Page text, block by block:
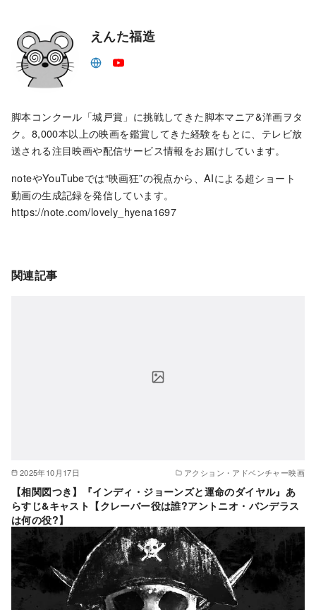
えんた福造
脚本コンクール「城戸賞」に挑戦してきた脚本マニア&洋画ヲタ
ク。8,000本以上の映画を鑑賞してきた経験をもとに、テレビ放
送される注目映画や配信サービス情報をお届けしています。
noteやYouTubeでは“映画狂”の視点から、AIによる超ショート
動画の生成記録を発信しています。
https://note.com/lovely_hyena1697
関連記事
2025年10月17日 アクション・アドベンチャー映画
【相関図つき】『インディ・ジョーンズと運命のダイヤル』あ
らすじ&キャスト【クレーバー役は誰?アントニオ・バンデラス
は何の役?】